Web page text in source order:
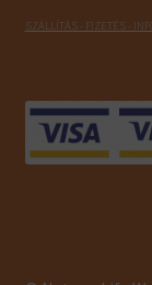
SZÁLLÍTÁS - FIZETÉS -